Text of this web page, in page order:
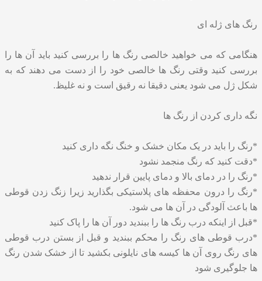
رنگ های ژله ای
هنگامی که می خواهید خالصی رنگ ها را بررسی کنید باید آن ها را
بررسی کنید وقتی رنگ ها خالصی خود را از دست می دهند که به
شکل ژل می شود یعنی دقیقا نه رقیق است و نه غلیظ.
نگه داری کردن از رنگ ها
*رنگ را باید در یک مکان خشک و خنگ نگه داری کنید
*دقت کنید که رنگ منجمد نشود
*رنگ را در دمای بالا و دمای پایین قرار ندهید
*رنگ را درون محفظه های پلاستیکی بگذارید زیرا زنگ زدن قوطی
ها باعث آلودگی در آن ها می شود.
*قبل از اینکه درب رنگ ها را ببندید دور آن ها را پاک کنید
*درب قوطی های رنگ را محکم ببندید و قبل از بستن درب قوطی
های رنگ روی آن ها کیسه های نایلونی بکشید تا از خشک شدن رنگ
ها جلوگیری شود